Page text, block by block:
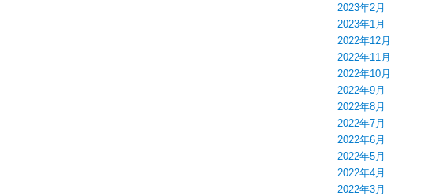
2023年2月
2023年1月
2022年12月
2022年11月
2022年10月
2022年9月
2022年8月
2022年7月
2022年6月
2022年5月
2022年4月
2022年3月